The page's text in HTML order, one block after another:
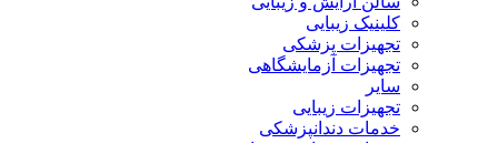
کلینیک زیبایی
تجهیزات پزشکی
تجهیزات آزمایشگاهی
سایر
تجهیزات زیبایی
خدمات دندانپزشکی